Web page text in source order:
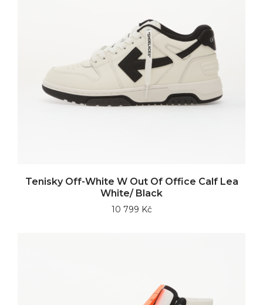
Tenisky Off-White W Out Of Office Calf Lea
White/ Black
10 799 Kč